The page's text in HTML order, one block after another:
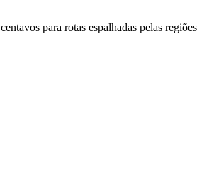
para rotas espalhadas pelas regiões